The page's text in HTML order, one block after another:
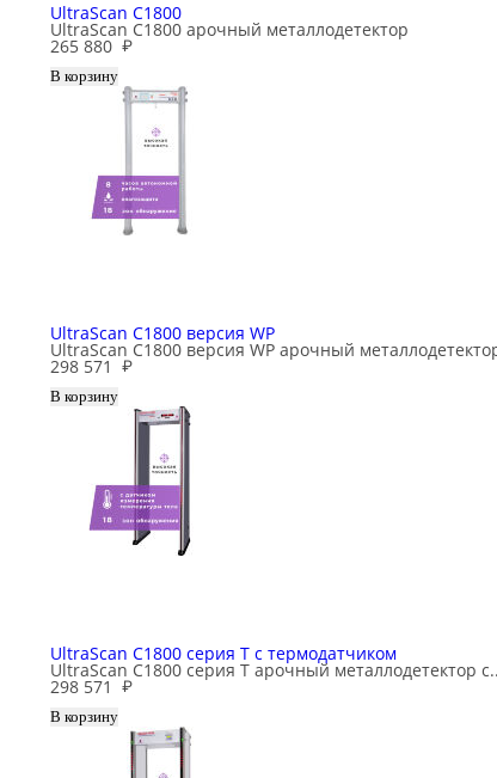
UltraScan C1800
UltraScan C1800 арочный металлодетектор
265 880 ₽
UltraScan C1800 версия WP
UltraScan C1800 версия WP арочный
298 571 ₽
UltraScan C1800 серия T с термодатчиком
UltraScan C1800 серия T арочный металлодетектор
298 571 ₽